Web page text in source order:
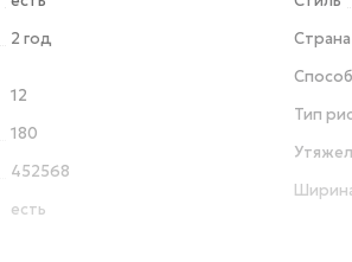
2 год
12
180
452568
есть
Страна
Тип